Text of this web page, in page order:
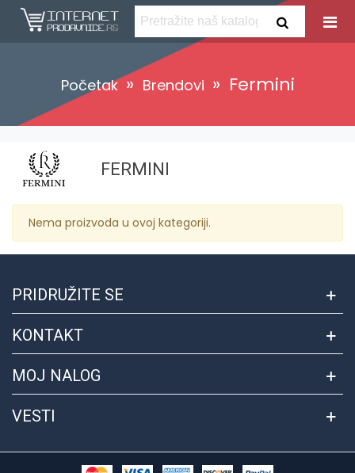
Početak » Brendovi » Fermini
FERMINI
Nema proizvoda u ovoj kategoriji.
PRIDRUŽITE SE
KONTAKT
MOJ NALOG
VESTI